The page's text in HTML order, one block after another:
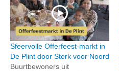
Sfeervolle Offerfeest-markt in
De Plint door Sterk voor Noord
Buurtbewoners uit